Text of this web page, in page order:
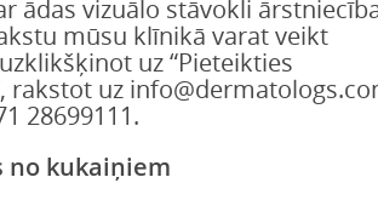
ādas vizuālo stāvokli
mūsu klīnikā varat veikt
uz “Pieteikties
rakstot uz
28699111.
no kukaiņiem